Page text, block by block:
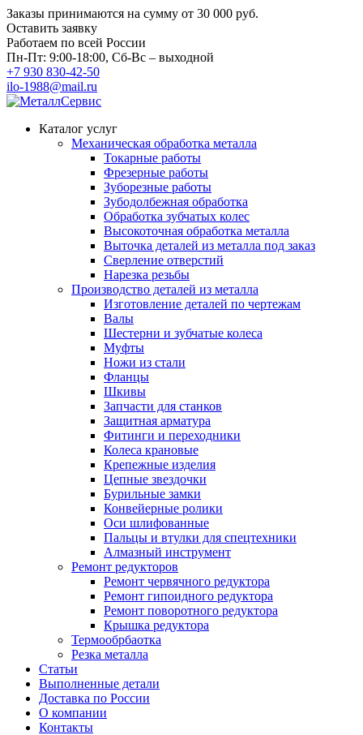
Заказы принимаются на сумму от 30 000 руб.
Оставить заявку
Работаем по всей России
Пн-Пт: 9:00-18:00, Сб-Вс – выходной
+7 930 830-42-50
ilo-1988@mail.ru
Каталог услуг
Механическая обработка металла
Токарные работы
Фрезерные работы
Зуборезные работы
Зубодолбежная обработка
Обработка зубчатых колес
Высокоточная обработка металла
Выточка деталей из металла под заказ
Сверление отверстий
Нарезка резьбы
Производство деталей из металла
Изготовление деталей по чертежам
Валы
Шестерни и зубчатые колеса
Муфты
Ножи из стали
Фланцы
Шкивы
Запчасти для станков
Защитная арматура
Фитинги и переходники
Колеса крановые
Крепежные изделия
Цепные звездочки
Бурильные замки
Конвейерные ролики
Оси шлифованные
Пальцы и втулки для спецтехники
Алмазный инструмент
Ремонт редукторов
Ремонт червячного редуктора
Ремонт гипоидного редуктора
Ремонт поворотного редуктора
Крышка редуктора
Термообрбаотка
Резка металла
Статьи
Выполненные детали
Доставка по России
О компании
Контакты